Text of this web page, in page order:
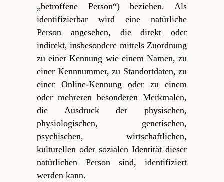
„betroffene Person“) beziehen. Als
identifizierbar wird eine natürliche
Person angesehen, die direkt oder
indirekt, insbesondere mittels Zuordnung
zu einer Kennung wie einem Namen, zu
einer Kennnummer, zu Standortdaten, zu
einer Online-Kennung oder zu einem
oder mehreren besonderen Merkmalen,
die Ausdruck der physischen,
physiologischen, genetischen,
psychischen, wirtschaftlichen,
kulturellen oder sozialen Identität dieser
natürlichen Person sind, identifiziert
werden kann.